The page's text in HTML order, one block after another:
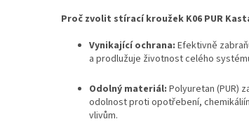
Proč zvolit stírací kroužek K06 PUR
Vynikající ochrana: Efektivně
a prodlužuje životnost celého
Odolný materiál: Polyuretan (PUR)
odolnost proti opotřebení,
vlivům.